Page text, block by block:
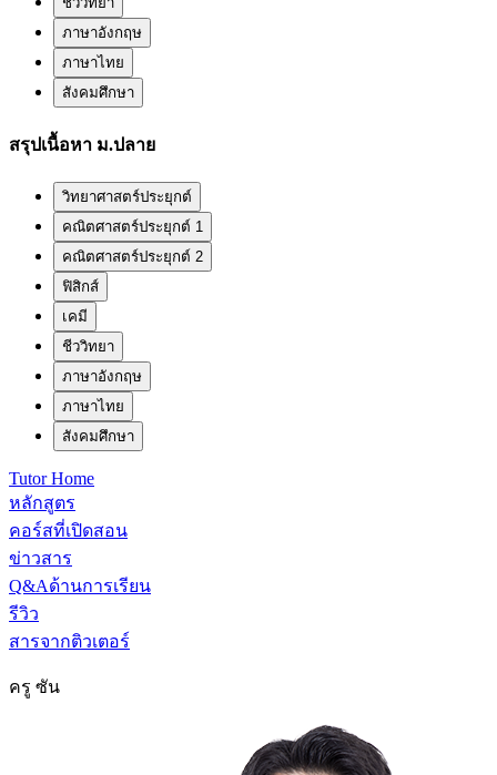
ภาษาอังกฤษ
ภาษาไทย
สังคมศึกษา
สรุปเนื้อหา ม.ปลาย
วิทยาศาสตร์ประยุกต์
คณิตศาสตร์ประยุกต์ 1
คณิตศาสตร์ประยุกต์ 2
ฟิสิกส์
เคมี
ชีววิทยา
ภาษาอังกฤษ
ภาษาไทย
สังคมศึกษา
Tutor Home
หลักสูตร
คอร์สที่เปิดสอน
ข่าวสาร
Q&Aด้านการเรียน
รีวิว
สารจากติวเตอร์
ครู ซัน